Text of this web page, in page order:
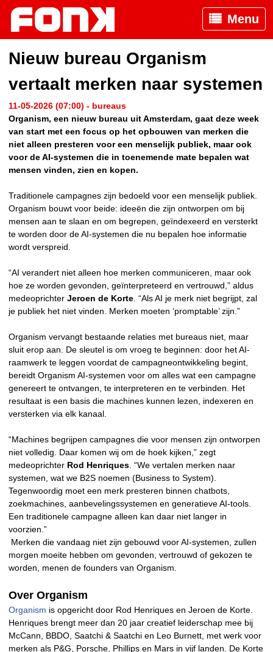
Menu
Nieuw bureau Organism
vertaalt merken naar systemen
11-05-2026 (07:00) - bureaus
Organism, een nieuw bureau uit Amsterdam, gaat deze week
van start met een focus op het opbouwen van merken die
niet alleen presteren voor een menselijk publiek, maar ook
voor de AI-systemen die in toenemende mate bepalen wat
mensen vinden, zien en kopen.
Traditionele campagnes zijn bedoeld voor een menselijk publiek.
Organism bouwt voor beide: ideeën die zijn ontworpen om bij
mensen aan te slaan en om begrepen, geïndexeerd en versterkt
te worden door de AI-systemen die nu bepalen hoe informatie
wordt verspreid.
“AI verandert niet alleen hoe merken communiceren, maar ook
hoe ze worden gevonden, geïnterpreteerd en vertrouwd,” aldus
medeoprichter Jeroen de Korte . “Als AI je merk niet begrijpt, zal
je publiek het niet vinden. Merken moeten ‘promptable’ zijn.”
Organism vervangt bestaande relaties met bureaus niet, maar
sluit erop aan. De sleutel is om vroeg te beginnen: door het AI-
raamwerk te leggen voordat de campagneontwikkeling begint,
bereidt Organism AI-systemen voor om alles wat een campagne
genereert te ontvangen, te interpreteren en te verbinden. Het
resultaat is een basis die machines kunnen lezen, indexeren en
versterken via elk kanaal.
“Machines begrijpen campagnes die voor mensen zijn ontworpen
niet volledig. Daar komen wij om de hoek kijken,” zegt
medeoprichter Rod Henriques . “We vertalen merken naar
systemen, wat we B2S noemen (Business to System).
Tegenwoordig moet een merk presteren binnen chatbots,
zoekmachines, aanbevelingssystemen en generatieve AI-tools.
Een traditionele campagne alleen kan daar niet langer in
voorzien.”
Merken die vandaag niet zijn gebouwd voor AI-systemen, zullen
morgen moeite hebben om gevonden, vertrouwd of gekozen te
worden, menen de founders van Organism.
Over Organism
Organism is opgericht door Rod Henriques en Jeroen de Korte.
Henriques brengt meer dan 20 jaar creatief leiderschap mee bij
McCann, BBDO, Saatchi & Saatchi en Leo Burnett, met werk voor
merken als P&G, Porsche, Phillips en Mars in vijf landen. De Korte